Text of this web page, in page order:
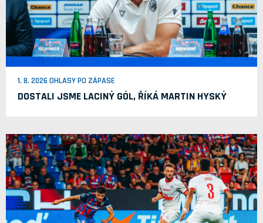
1. 8. 2026 OHLASY PO ZÁPASE
DOSTALI JSME LACINÝ GÓL, ŘÍKÁ MARTIN HYSKÝ